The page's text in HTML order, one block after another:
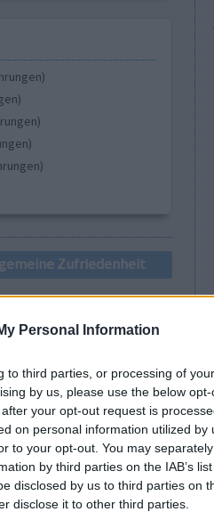
Personal Information
to third parties, or processing of
by us, please use the below
your opt-out request is
on personal information utilized by
to your opt-out. You may
by third parties on the IAB’s
disclosed by us to third parties on
disclose it to other third parties.
Zufriedenheit